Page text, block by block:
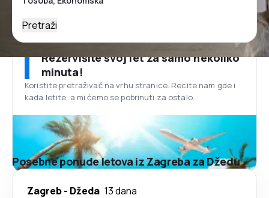
Pretraži
Rezervišite svoj let za samo nekoliko
minuta!
Koristite pretraživač na vrhu stranice. Recite nam gde i
kada letite, a mi ćemo se pobrinuti za ostalo.
Posebne ponude letova iz Zagreba za Džedu
Zagreb- Džeda 13 dana